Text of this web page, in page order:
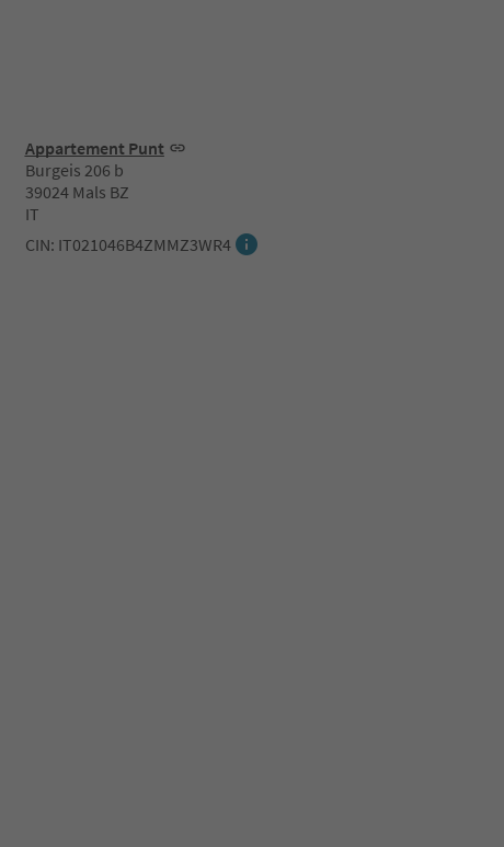
Appartement Punt
Burgeis 206 b
39024 Mals BZ
IT
CIN: IT021046B4ZMMZ3WR4